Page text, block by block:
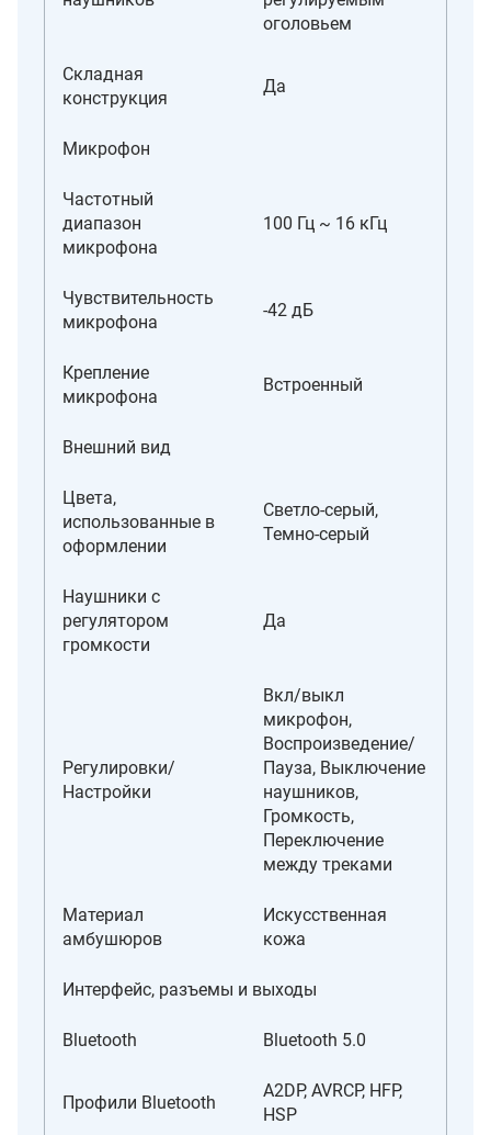
оголовьем
Складная
конструкция
Да
Микрофон
Частотный
диапазон
микрофона
100 Гц ~ 16 кГц
Чувствительность
микрофона
-42 дБ
Крепление
микрофона
Встроенный
Внешний вид
Цвета,
использованные в
оформлении
Светло-серый,
Темно-серый
Наушники с
регулятором
громкости
Да
Регулировки/
Настройки
Вкл/выкл
микрофон,
Воспроизведение/
Пауза, Выключение
наушников,
Громкость,
Переключение
между треками
Материал
амбушюров
Искусственная
кожа
Интерфейс, разъемы и выходы
Bluetooth Bluetooth 5.0
Профили Bluetooth
A2DP, AVRCP, HFP,
HSP